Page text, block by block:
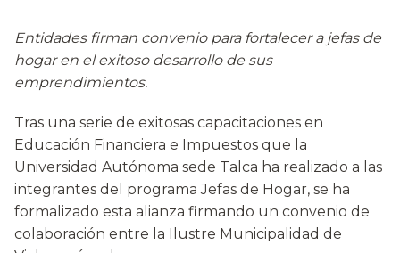
Entidades firman convenio para fortalecer a jefas de
hogar en el exitoso desarrollo de sus
emprendimientos.
Tras una serie de exitosas capacitaciones en
Educación Financiera e Impuestos que la
Universidad Autónoma sede Talca ha realizado a las
integrantes del programa Jefas de Hogar, se ha
formalizado esta alianza firmando un convenio de
colaboración entre la Ilustre Municipalidad de